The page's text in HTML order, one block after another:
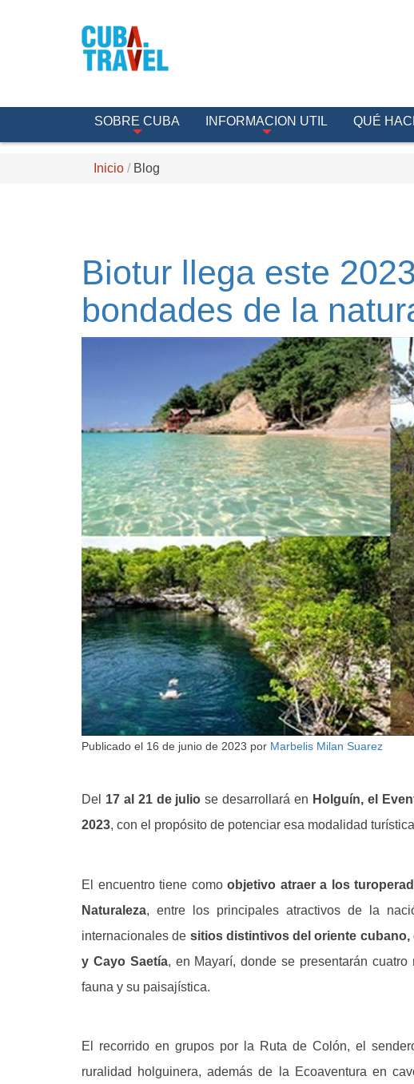
SOBRE CUBA INFORMACION UTIL QUÉ
Inicio Blog
Biotur llega este
bondades de la
Publicado el 16 de junio de 2023 por Marbelis Milan Suarez
Del 17 al 21 de juliose desarrollará en Holguín, el
2023, con el propósito de potenciar esa modalidad
El encuentro tiene comoobjetivo atraer a los
Naturaleza, entre los principales atractivos de la
internacionales de sitios distintivos del oriente cubano,
y Cayo Saetía, en Mayarí, donde se presentarán
fauna y su paisajística.
El recorrido en grupos por la Ruta de Colón, el
ruralidad holguinera, además de la Ecoaventura en